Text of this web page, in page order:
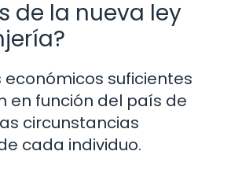
de la nueva ley
económicos suficientes
en función del país de
circunstancias
cada individuo.